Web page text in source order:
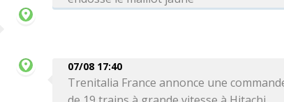
07/08 17:40
Trenitalia France annonce une